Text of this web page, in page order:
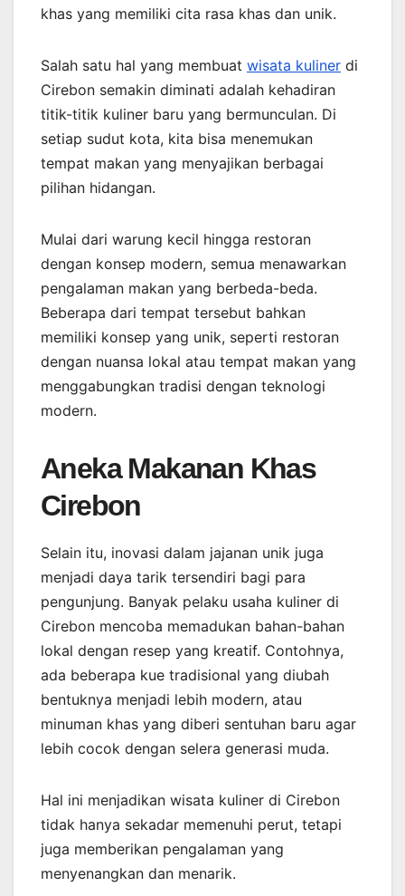
khas yang memiliki cita rasa khas dan unik.
Salah satu hal yang membuat wisata kuliner di
Cirebon semakin diminati adalah kehadiran
titik-titik kuliner baru yang bermunculan. Di
setiap sudut kota, kita bisa menemukan
tempat makan yang menyajikan berbagai
pilihan hidangan.
Mulai dari warung kecil hingga restoran
dengan konsep modern, semua menawarkan
pengalaman makan yang berbeda-beda.
Beberapa dari tempat tersebut bahkan
memiliki konsep yang unik, seperti restoran
dengan nuansa lokal atau tempat makan yang
menggabungkan tradisi dengan teknologi
modern.
Aneka Makanan Khas
Cirebon
Selain itu, inovasi dalam jajanan unik juga
menjadi daya tarik tersendiri bagi para
pengunjung. Banyak pelaku usaha kuliner di
Cirebon mencoba memadukan bahan-bahan
lokal dengan resep yang kreatif. Contohnya,
ada beberapa kue tradisional yang diubah
bentuknya menjadi lebih modern, atau
minuman khas yang diberi sentuhan baru agar
lebih cocok dengan selera generasi muda.
Hal ini menjadikan wisata kuliner di Cirebon
tidak hanya sekadar memenuhi perut, tetapi
juga memberikan pengalaman yang
menyenangkan dan menarik.